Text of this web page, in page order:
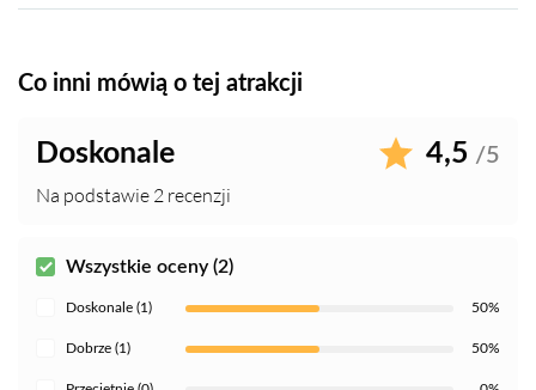
Co inni mówią o tej atrakcji
Doskonale 4,5 /5
Na podstawie 2 recenzji
Wszystkie oceny (2)
Doskonale (1) 50%
Dobrze (1) 50%